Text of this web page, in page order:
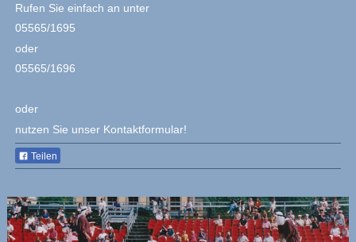
Rufen Sie einfach an unter
05565/1695
oder
05565/1696
oder
nutzen Sie unser Kontaktformular!
Teilen